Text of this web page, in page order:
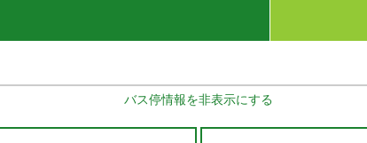
バス停情報を非表示にする